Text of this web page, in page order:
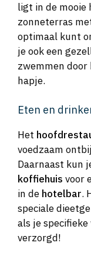
ligt in de
zonneterras
optimaal kunt
je ook een
zwemmen
hapje.
Eten en
Het
voedzaam
Daarnaast kun
koffiehuis voor
in de hotelbar.
speciale
als je
verzorgd!